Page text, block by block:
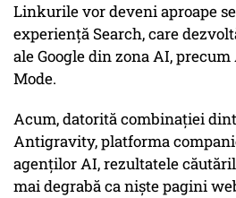
Linkurile vor deveni aproape
experiență Search, care
ale Google din zona AI,
Mode.
Acum, datorită combinației
Antigravity, platforma
agenților AI, rezultatele
mai degrabă ca niște pagini